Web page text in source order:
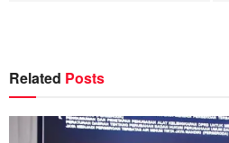
Related Posts